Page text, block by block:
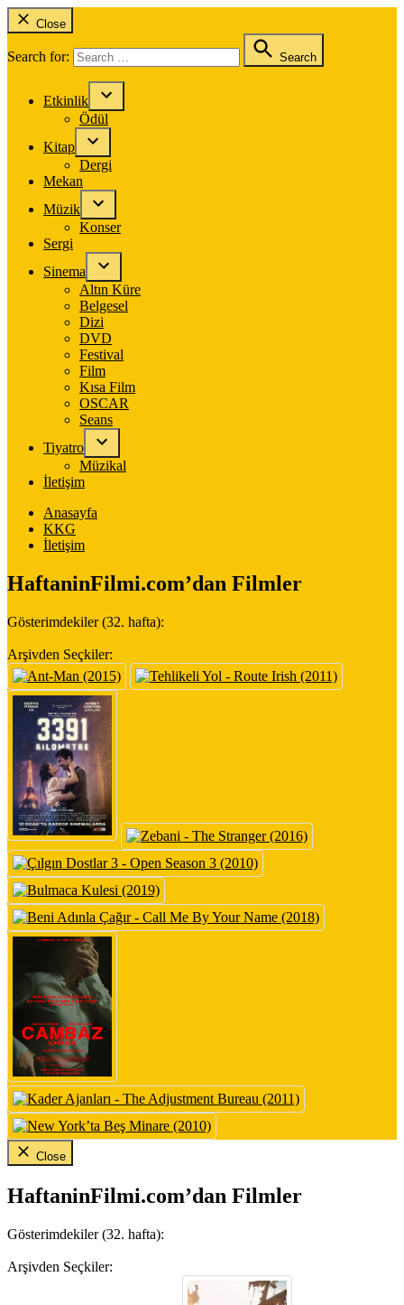
Close
Search for: Search
Etkinlik
Ödül
Kitap
Dergi
Mekan
Müzik
Konser
Sergi
Sinema
Altın Küre
Belgesel
Dizi
DVD
Festival
Film
Kısa Film
OSCAR
Seans
Tiyatro
Müzikal
İletişim
Anasayfa
KKG
İletişim
HaftaninFilmi.com’dan Filmler
Gösterimdekiler (32. hafta):
Arşivden Seçkiler:
Close
HaftaninFilmi.com’dan Filmler
Gösterimdekiler (32. hafta):
Arşivden Seçkiler: